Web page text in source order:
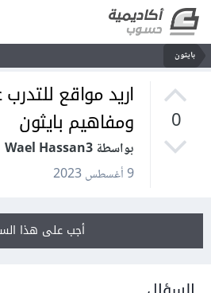
بايثون
0
اريد مواقع
ومفاهيم بايثون
بواسطة Wael Hassan3
9 أغسطس 2023
أجب على هذا